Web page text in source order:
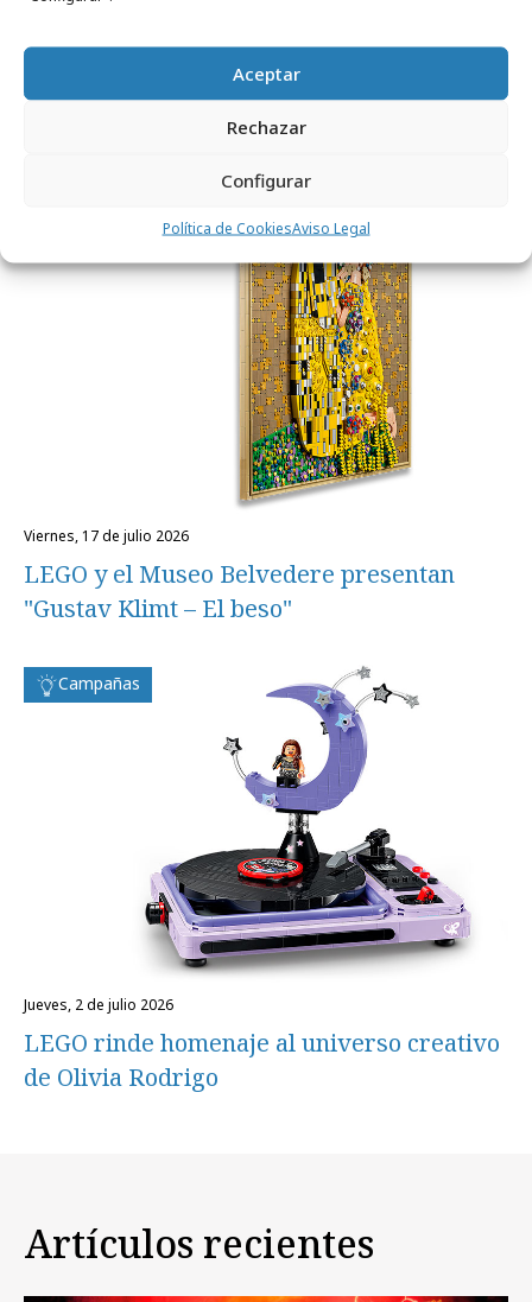
Aceptar
Rechazar
Configurar
Política de CookiesAviso Legal
LEGO celebra el triunfo de España en el
viernes, 17 de julio 2026
LEGO y el Museo Belvedere presentan
"Gustav Klimt – El beso"
Campañas
jueves, 2 de julio 2026
LEGO rinde homenaje al universo creativo
de Olivia Rodrigo
Artículos recientes